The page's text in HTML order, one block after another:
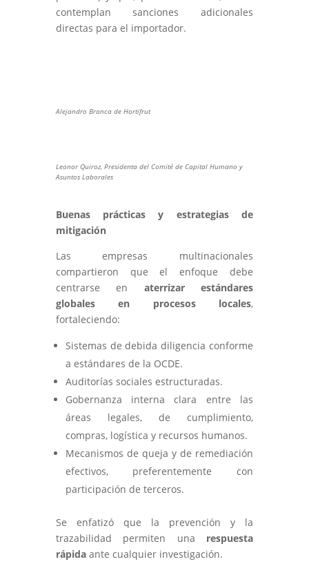
contemplan sanciones adicionales
directas para el importador.
Alejandro Branca de Hortifrut
Leonor Quiroz, Presidenta del Comité de Capital Humano y
Asuntos Laborales
Buenas prácticas y estrategias de
mitigación
Las empresas multinacionales
compartieron que el enfoque debe
centrarse en aterrizar estándares
globales en procesos locales,
fortaleciendo:
Sistemas de debida diligencia conforme
a estándares de la OCDE.
Auditorías sociales estructuradas.
Gobernanza interna clara entre las
áreas legales, de cumplimiento,
compras, logística y recursos humanos.
Mecanismos de queja y de remediación
efectivos, preferentemente con
participación de terceros.
Se enfatizó que la prevención y la
trazabilidad permiten una respuesta
rápidaante cualquier investigación.